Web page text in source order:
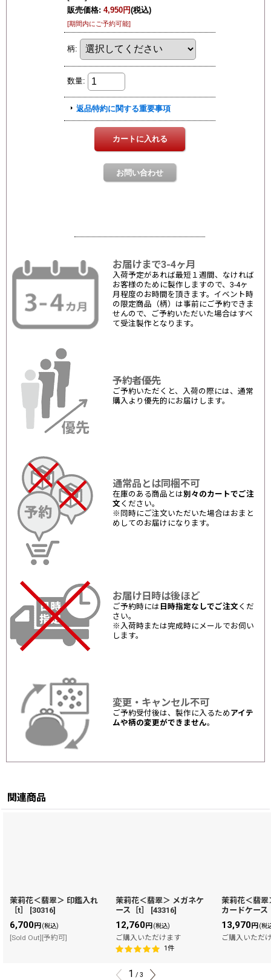
お届けまで3-4ヶ月
入荷予定があれば最短１週間、なければ
お客様のために製作しますので、3-4ヶ
月程度のお時間を頂きます。イベント時
の限定商品（柄）は事前にご予約できま
せんので、ご予約いただいた場合はすべ
て受注製作となります。
予約者優先
ご予約いただくと、入荷の際には、通常
購入より優先的にお届けします。
通常品とは同梱不可
在庫のある商品とは別々のカートでご注
文 ください。
※同時にご注文いただいた場合はおまと
めしてのお届けになります。
お届け日時は後ほど
ご予約時には 日時指定なしでご注文 くだ
さい。
※入荷時または完成時にメールでお伺い
します。
変更・キャンセル不可
ご予約受付後は、製作に入るため アイテ
ムや柄の変更ができません。
関連商品
茉莉花＜翡翠＞ 印鑑入れ
［t］
[30316]
6,700円(税込)
[Sold Out][予約可]
茉莉花＜翡翠＞ メガネケ
ース［t］
[43316]
12,760円(税込)
ご購入いただけます
1件
茉莉花＜翡翠
カードケース
13,970円(税
ご購入いただ
1 / 3